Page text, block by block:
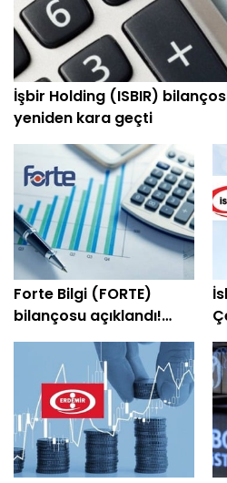
İşbir Holding (ISBIR)
yeniden kara geçti
Forte Bilgi (FORTE)
bilançosu açıklandı!
Şirket yeniden kâra